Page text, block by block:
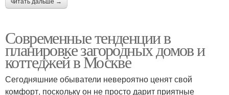
Современные тенденции в
планировке загородных домов и
коттеджей в Москве
Сегодняшние обыватели невероятно ценят свой
комфорт, поскольку он не просто дарит приятные